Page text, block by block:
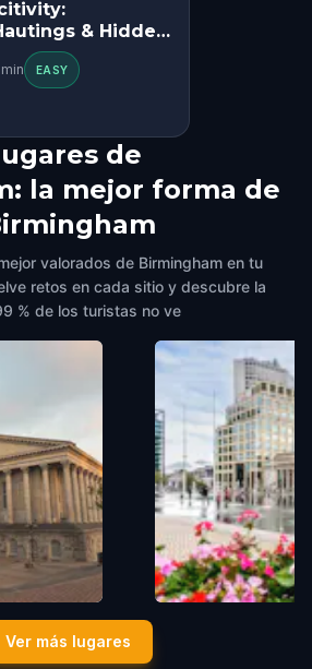
& Hidden
EASY
de
la mejor forma de
valorados de Birmingham en tu
retos en cada sitio y descubre la
% de los turistas no ve
Ver más lugares